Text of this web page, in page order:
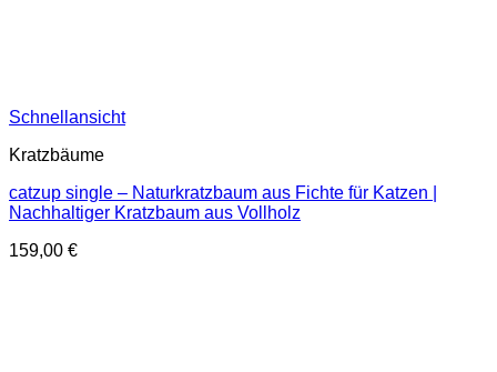
Schnellansicht
Kratzbäume
catzup single – Naturkratzbaum aus Fichte für Katzen |
Nachhaltiger Kratzbaum aus Vollholz
159,00 €